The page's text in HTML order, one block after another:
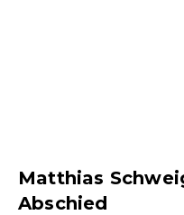
Matthias
Abschied